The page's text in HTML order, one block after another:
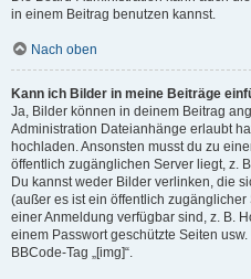
in einem Beitrag benutzen kannst.
Nach oben
Kann ich Bilder in meine Beiträge
Ja, Bilder können in deinem Beitrag
Administration Dateianhänge erlaubt
hochladen. Ansonsten musst du zu
öffentlich zugänglichen Server liegt, z.
Du kannst weder Bilder verlinken, die
(außer es ist ein öffentlich
einer Anmeldung verfügbar sind, z. B.
einem Passwort geschützte Seiten
BBCode-Tag „[img]“.